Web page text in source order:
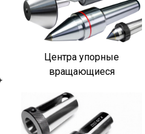
Центра упорные
вращающиеся